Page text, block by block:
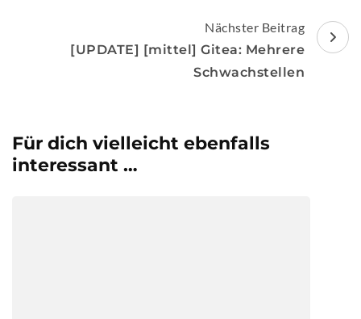
Nächster Beitrag
[UPDATE] [mittel] Gitea: Mehrere
Schwachstellen
Für dich vielleicht ebenfalls
interessant …